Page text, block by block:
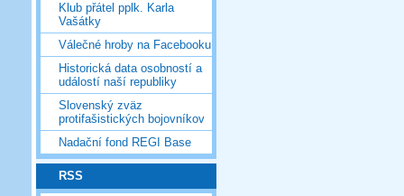
Klub přátel pplk. Karla
Vašátky
Válečné hroby na Facebooku
Historická data osobností a
událostí naší republiky
Slovenský zväz
protifašistických bojovníkov
Nadační fond REGI Base
RSS